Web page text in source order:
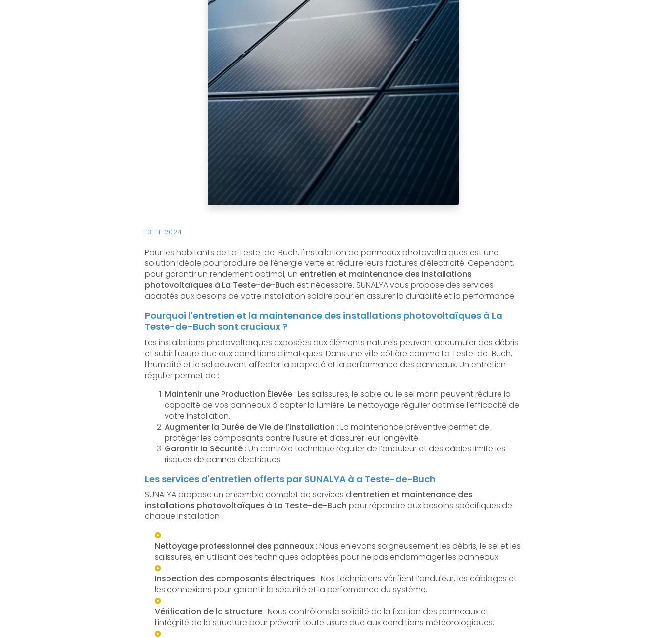
13-11-2024
Pour les habitants de La Teste-de-Buch, l'installation de panneaux photovoltaïques est une
solution idéale pour produire de l’énergie verte et réduire leurs factures d'électricité. Cependant,
pour garantir un rendement optimal, un entretien et maintenance des installations
photovoltaïques à La Teste-de-Buch est nécessaire. SUNALYA vous propose des services
adaptés aux besoins de votre installation solaire pour en assurer la durabilité et la performance.
Pourquoi l'entretien et la maintenance des installations photovoltaïques à La
Teste-de-Buch sont cruciaux ?
Les installations photovoltaïques exposées aux éléments naturels peuvent accumuler des débris
et subir l'usure due aux conditions climatiques. Dans une ville côtière comme La Teste-de-Buch,
l’humidité et le sel peuvent affecter la propreté et la performance des panneaux. Un entretien
régulier permet de :
Maintenir une Production Élevée : Les salissures, le sable ou le sel marin peuvent réduire la
capacité de vos panneaux à capter la lumière. Le nettoyage régulier optimise l’efficacité de
votre installation.
Augmenter la Durée de Vie de l’Installation : La maintenance préventive permet de
protéger les composants contre l’usure et d’assurer leur longévité.
Garantir la Sécurité : Un contrôle technique régulier de l’onduleur et des câbles limite les
risques de pannes électriques.
Les services d'entretien offerts par SUNALYA à a Teste-de-Buch
SUNALYA propose un ensemble complet de services d’entretien et maintenance des
installations photovoltaïques à La Teste-de-Buch pour répondre aux besoins spécifiques de
chaque installation :
Nettoyage professionnel des panneaux : Nous enlevons soigneusement les débris, le sel et les
salissures, en utilisant des techniques adaptées pour ne pas endommager les panneaux.
Inspection des composants électriques : Nos techniciens vérifient l’onduleur, les câblages et
les connexions pour garantir la sécurité et la performance du système.
Vérification de la structure : Nous contrôlons la solidité de la fixation des panneaux et
l’intégrité de la structure pour prévenir toute usure due aux conditions météorologiques.